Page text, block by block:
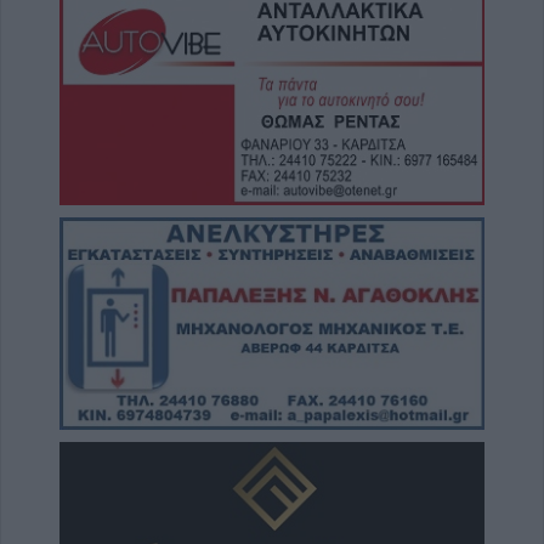
7 Αυγούστου 2026, 16:06
2,3 εκατ. ευρώ από το Υπ. Παιδείας για τη
φοιτητική στέγη στο Πανεπιστήμιο
Υπεγράφη η σύμβαση του έργου για την
αποκατάσταση ζημιών στο οδικό δίκτυο των
Τ.Κ. Βραγκιανών, Στεφανιάδας, Καρυάς,
Ελληνικών και Δροσάτου
7 Αυγούστου 2026, 15:34
Ιερά Μητρόπολη: Πρόγραμμα Μητροπολίτη
κ. Τιμόθεου το διήμερο 8 & 9 Αυγούστου
7 Αυγούστου 2026, 15:07
Άνοιξε η πρόσκληση από την Περιφέρεια
Θεσσαλίας προς το Δήμο Παλαμά για
πρόδρομα έργα πριν την μετεγκατάσταση